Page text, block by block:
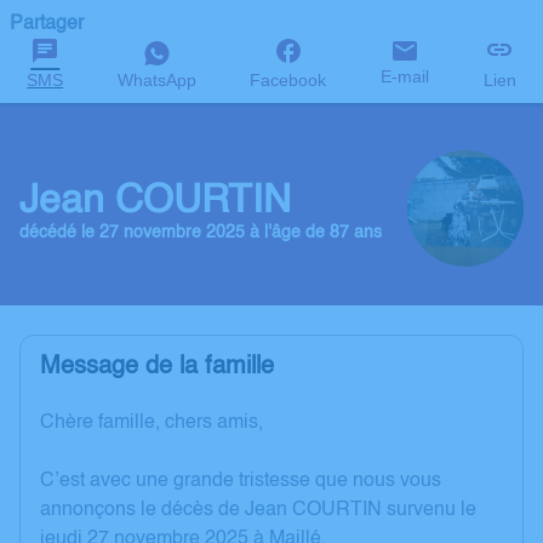
Partager
SMS WhatsApp Facebook E-mail Lien
Jean COURTIN
décédé le 27 novembre 2025 à l'âge de 87 ans
Message de la famille
Chère famille, chers amis,
C’est avec une grande tristesse que nous vous
annonçons le décès de Jean COURTIN survenu le